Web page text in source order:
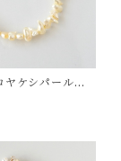
ヤケシパール
ー）ブレスレ